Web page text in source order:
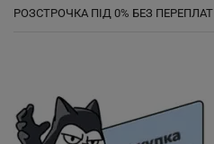
РОЗСТРОЧКА ПІД 0% БЕЗ ПЕРЕПЛАТ